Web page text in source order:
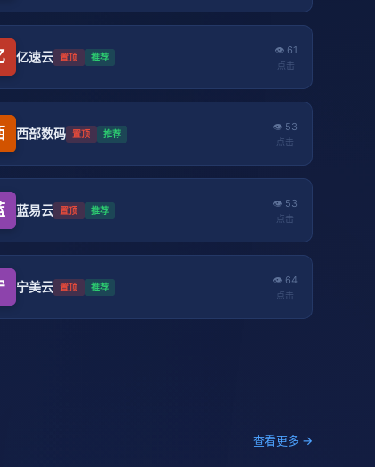
亿速云 置顶 推荐
👁 61
点击
西部数码 置顶 推荐
👁 53
点击
蓝易云 置顶 推荐
👁 53
点击
宁美云 置顶 推荐
👁 64
点击
查看更多 →